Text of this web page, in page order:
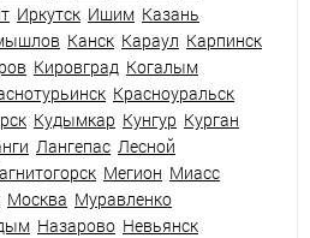
Иркутск Ишим Казань
Канск Караул Карпинск
Кировград Когалым
Красноуральск
Кудымкар Кунгур Курган
Лангепас Лесной
Мегион Миасс
Москва Муравленко
Назарово Невьянск